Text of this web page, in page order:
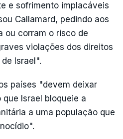
e sofrimento implacáveis
Callamard, pedindo aos
ou corram o risco de
violações dos direitos
Israel".
países "devem deixar
Israel bloqueie a
a uma população que